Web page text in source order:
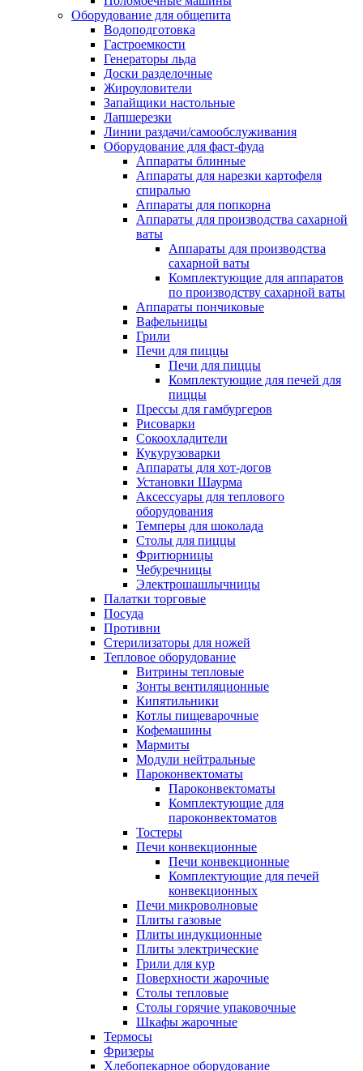
Оборудование для общепита
Водоподготовка
Гастроемкости
Генераторы льда
Доски разделочные
Жироуловители
Запайщики настольные
Лапшерезки
Линии раздачи/самообслуживания
Оборудование для фаст-фуда
Аппараты блинные
Аппараты для нарезки картофеля
спиралью
Аппараты для попкорна
Аппараты для производства сахарной
ваты
Аппараты для производства
сахарной ваты
Комплектующие для аппаратов
по производству сахарной ваты
Аппараты пончиковые
Вафельницы
Грили
Печи для пиццы
Печи для пиццы
Комплектующие для печей для
пиццы
Прессы для гамбургеров
Рисоварки
Сокоохладители
Кукурузоварки
Аппараты для хот-догов
Установки Шаурма
Аксессуары для теплового
оборудования
Темперы для шоколада
Столы для пиццы
Фритюрницы
Чебуречницы
Электрошашлычницы
Палатки торговые
Посуда
Противни
Стерилизаторы для ножей
Тепловое оборудование
Витрины тепловые
Зонты вентиляционные
Кипятильники
Котлы пищеварочные
Кофемашины
Мармиты
Модули нейтральные
Пароконвектоматы
Пароконвектоматы
Комплектующие для
пароконвектоматов
Тостеры
Печи конвекционные
Печи конвекционные
Комплектующие для печей
конвекционных
Печи микроволновые
Плиты газовые
Плиты индукционные
Плиты электрические
Грили для кур
Поверхности жарочные
Столы тепловые
Столы горячие упаковочные
Шкафы жарочные
Термосы
Фризеры
Хлебопекарное оборудование